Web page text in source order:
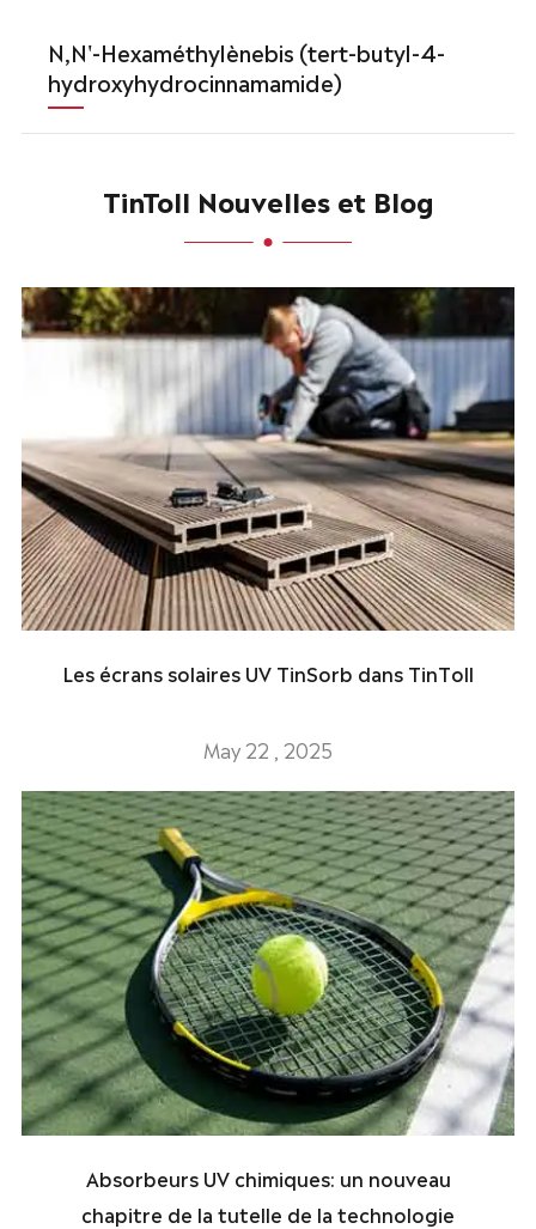
N,N'-Hexaméthylènebis (tert-butyl-4-
hydroxyhydrocinnamamide)
TinToll Nouvelles et Blog
Les écrans solaires UV TinSorb dans TinToll
May 22 , 2025
Absorbeurs UV chimiques: un nouveau
chapitre de la tutelle de la technologie